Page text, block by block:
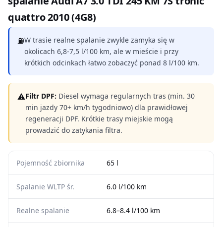
quattro 2010 (4G8)
⛽W trasie realne spalanie zwykle zamyka się w
okolicach 6,8-7,5 l/100 km, ale w mieście i przy
krótkich odcinkach łatwo zobaczyć ponad 8 l/100 km.
⚠Filtr DPF: Diesel wymaga regularnych tras (min. 30
min jazdy 70+ km/h tygodniowo) dla prawidłowej
regeneracji DPF. Krótkie trasy miejskie mogą
prowadzić do zatykania filtra.
Pojemność zbiornika 65 l
Spalanie WLTP śr. 6.0 l/100 km
Realne spalanie 6.8–8.4 l/100 km